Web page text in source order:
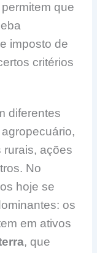
que
imposto de
critérios
diferentes
rurais, ações
No
hoje se
os
em ativos
, que